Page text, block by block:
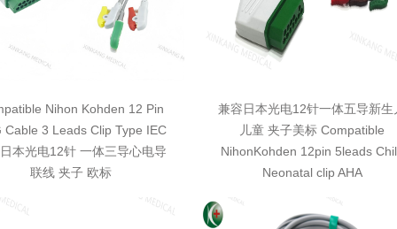
Nihon Kohden 12 Pin
Cable 3 Leads Clip Type IEC
本光电12针 一体三导心电导
联线 夹子 欧标
兼容日本光电12针一体五导新生
儿童 夹子美标 Compatible
NihonKohden 12pin 5leads
Neonatal clip AHA